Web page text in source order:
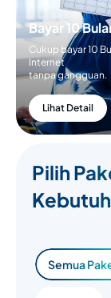
Bayar 10
Cukup bayar 10
Internet
tanpa gangguan.
Lihat Detail
Pilih
Semua